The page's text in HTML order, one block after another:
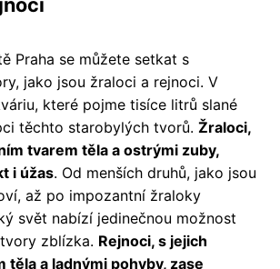
Praha se můžete setkat s
jako jsou žraloci a rejnoci. V
které pojme tisíce litrů slané
těchto starobylých tvorů. Žraloci,
tvarem těla a ostrými zuby,
i úžas. Od menších druhů, jako jsou
až po impozantní žraloky
svět nabízí jedinečnou možnost
zblízka. Rejnoci, s jejich
těla a ladnými pohyby, zase